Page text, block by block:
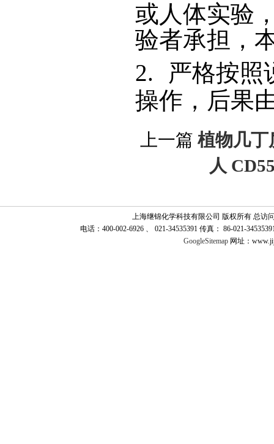
或人体实验
验者承担，
2.
严格按照
操作，后果
上一篇 植物几丁
人
上海继锦化学科技有限公司 版权所有 总访
电话：400-002-6926 、 021-34535391 传真： 86-021-
GoogleSitemap 网址：